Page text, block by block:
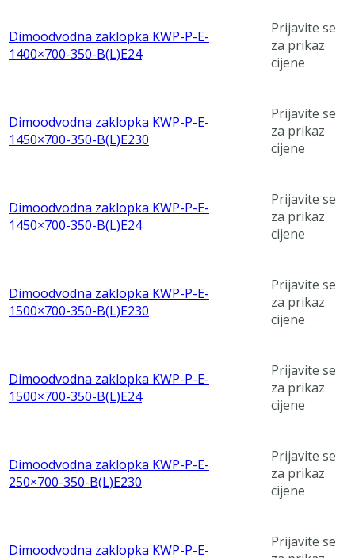
Dimoodvodna zaklopka KWP-P-E-
1400×700-350-B(L)E24
Prijavite se
za prikaz
cijene
Dimoodvodna zaklopka KWP-P-E-
1450×700-350-B(L)E230
Prijavite se
za prikaz
cijene
Dimoodvodna zaklopka KWP-P-E-
1450×700-350-B(L)E24
Prijavite se
za prikaz
cijene
Dimoodvodna zaklopka KWP-P-E-
1500×700-350-B(L)E230
Prijavite se
za prikaz
cijene
Dimoodvodna zaklopka KWP-P-E-
1500×700-350-B(L)E24
Prijavite se
za prikaz
cijene
Dimoodvodna zaklopka KWP-P-E-
250×700-350-B(L)E230
Prijavite se
za prikaz
cijene
Dimoodvodna zaklopka KWP-P-E-
Prijavite se